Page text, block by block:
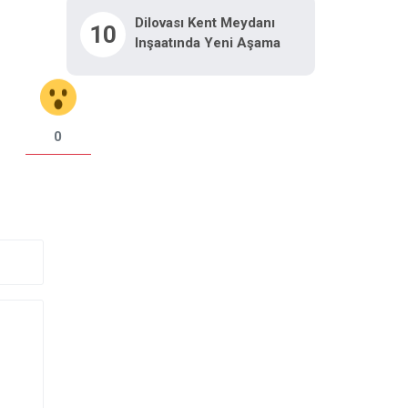
0
10
Dilovası Kent Meydanı
Inşaatında Yeni Aşama